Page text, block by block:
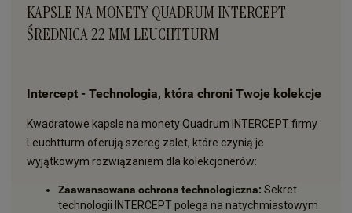
KAPSLE NA MONETY QUADRUM INTERCEPT
ŚREDNICA 22 MM LEUCHTTURM
Intercept - Technologia, która chroni Twoje kolekcje
Kwadratowe kapsle na monety Quadrum INTERCEPT firmy
Leuchtturm oferują szereg zalet, które czynią je
wyjątkowym rozwiązaniem dla kolekcjonerów:
Zaawansowana ochrona technologiczna: Sekret
technologii INTERCEPT polega na natychmiastowym